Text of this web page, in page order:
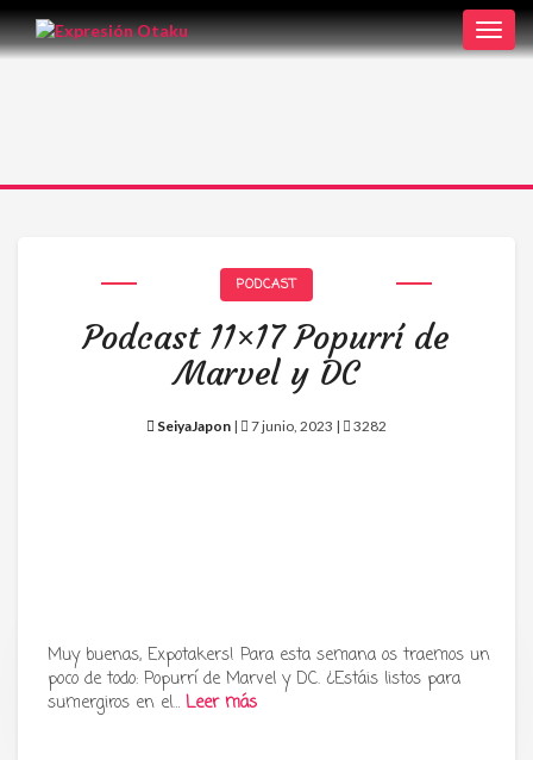
Tu radio y podcast sobre manga,
anime y cultura japonesa ツ
PODCAST
Podcast 11×17 Popurrí de
Marvel y DC
SeiyaJapon | 7 junio, 2023 | 3282
Muy buenas, Expotakers! Para esta semana os traemos un
poco de todo: Popurrí de Marvel y DC. ¿Estáis listos para
sumergiros en el… Leer más